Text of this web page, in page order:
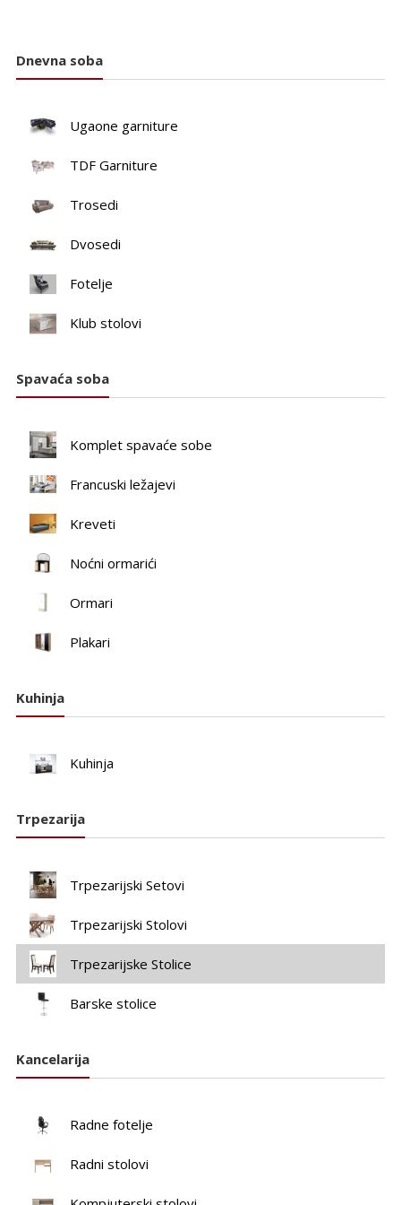
Dnevna soba
Ugaone garniture
TDF Garniture
Trosedi
Dvosedi
Fotelje
Klub stolovi
Spavaća soba
Komplet spavaće sobe
Francuski ležajevi
Kreveti
Noćni ormarići
Ormari
Plakari
Kuhinja
Kuhinja
Trpezarija
Trpezarijski Setovi
Trpezarijski Stolovi
Trpezarijske Stolice
Barske stolice
Kancelarija
Radne fotelje
Radni stolovi